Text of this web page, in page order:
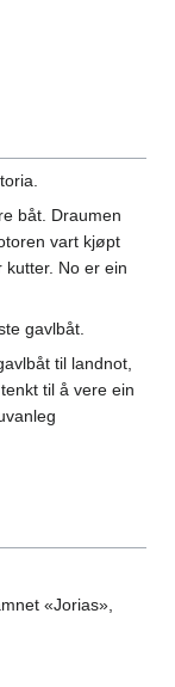
båt. Draumen
vart kjøpt
No er ein
gavlbåt.
til landnot,
til å vere ein
«Jorias»,